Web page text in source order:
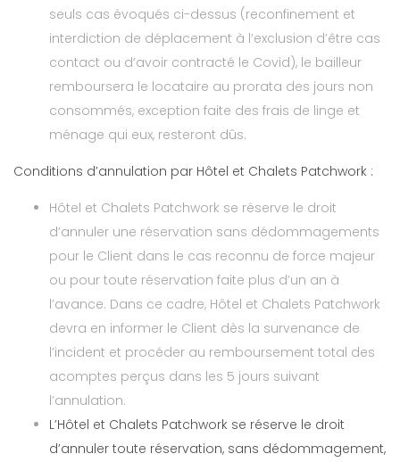
seuls cas évoqués ci-dessus (reconfinement et
interdiction de déplacement à l’exclusion d’être cas
contact ou d’avoir contracté le Covid), le bailleur
remboursera le locataire au prorata des jours non
consommés, exception faite des frais de linge et
ménage qui eux, resteront dûs.
Conditions d’annulation par Hôtel et Chalets Patchwork :
Hôtel et Chalets Patchwork se réserve le droit
d’annuler une réservation sans dédommagements
pour le Client dans le cas reconnu de force majeur
ou pour toute réservation faite plus d’un an à
l’avance. Dans ce cadre, Hôtel et Chalets Patchwork
devra en informer le Client dès la survenance de
l’incident et procéder au remboursement total des
acomptes perçus dans les 5 jours suivant
l’annulation.
L’Hôtel et Chalets Patchwork se réserve le droit
d’annuler toute réservation, sans dédommagement,